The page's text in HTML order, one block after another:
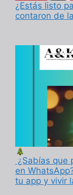
¿Estás listo
contaron de
¿Sabías que
en
tu app y vivir